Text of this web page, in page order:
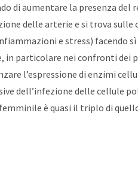
di aumentare la presenza del
delle arterie e si trova
e stress) facendo sì
in particolare nei confronti dei
l’espressione di enzimi
dell’infezione delle cellule
è quasi il triplo di